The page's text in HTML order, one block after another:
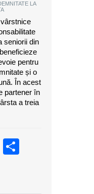
LA
seniorii din
pentru
și o
În acest
partener în
a treia
LinkedIn